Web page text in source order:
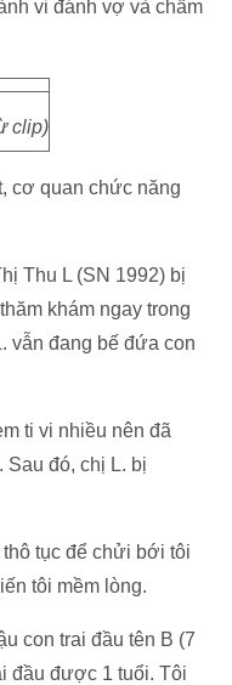
vi đánh vợ và chấm
clip)
cơ quan chức năng
Thu L (SN 1992) bị
khám ngay trong
vẫn đang bế đứa con
ti vi nhiều nên đã
Sau đó, chị L. bị
tục để chửi bới tôi
tôi mềm lòng.
con trai đầu tên B (7
đầu được 1 tuổi. Tôi